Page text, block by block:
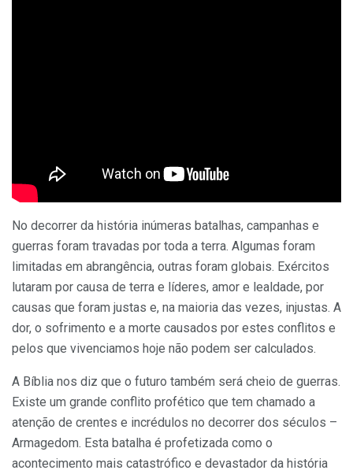
No decorrer da história inúmeras batalhas, campanhas e
guerras foram travadas por toda a terra. Algumas foram
limitadas em abrangência, outras foram globais. Exércitos
lutaram por causa de terra e líderes, amor e lealdade, por
causas que foram justas e, na maioria das vezes, injustas. A
dor, o sofrimento e a morte causados por estes conflitos e
pelos que vivenciamos hoje não podem ser calculados.
A Bíblia nos diz que o futuro também será cheio de guerras.
Existe um grande conflito profético que tem chamado a
atenção de crentes e incrédulos no decorrer dos séculos –
Armagedom. Esta batalha é profetizada como o
acontecimento mais catastrófico e devastador da história